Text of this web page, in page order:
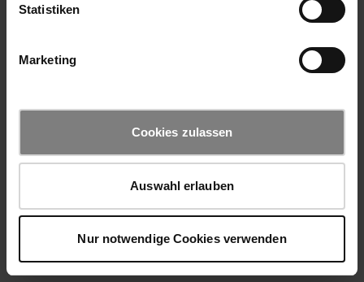
Statistiken
Marketing
Cookies zulassen
Auswahl erlauben
Nur notwendige Cookies verwenden